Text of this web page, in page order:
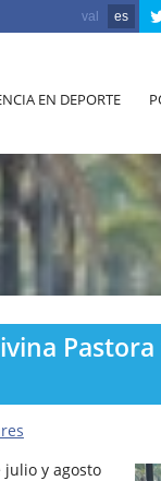
val es
EN DEPORTE
julio y agosto